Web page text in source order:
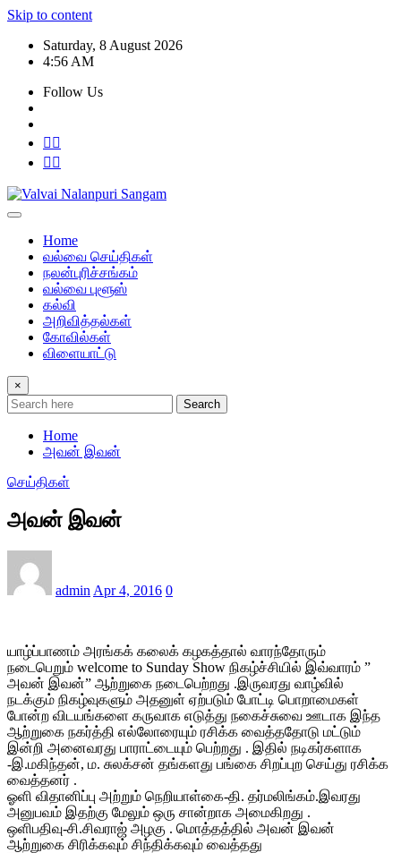
Skip to content
Saturday, 8 August 2026
4:56 AM
Follow Us
Home
வல்வை செய்திகள்
நலன்புரிச்சங்கம்
வல்வை புளூஸ்
கல்வி
அறிவித்தல்கள்
கோவில்கள்
விளையாட்டு
×
Search
Home
அவன் இவன்
செய்திகள்
அவன் இவன்
admin Apr 4, 2016 0
யாழ்ப்பாணம் அரங்கக் கலைக் கழகத்தால் வாரந்தோரும்
நடைபெறும் welcome to Sunday Show நிகழ்ச்சியில் இவ்வாரம் ”
அவன் இவன்” ஆற்றுகை நடைபெற்றது .இருவரது வாழ்வில்
நடக்கும் நிகழ்வுகளும் அதனுள் ஏற்படும் போட்டி பொறாமைகள்
போன்ற விடயங்களை கருவாக எடுத்து நகைச்சுவை ஊடாக இந்த
ஆற்றுகை நகர்த்தி எல்லோரையும் ரசிக்க வைத்ததோடு மட்டும்
இன்றி அனைவரது பாராட்டையும் பெற்றது . இதில் நடிகர்களாக
-இ.மகிந்தன், ம. சுலக்சன் தங்களது பங்கை சிறப்புற செய்து ரசிக்க
வைத்தனர் .
ஓளி விதானிப்பு அற்றும் நெறியாள்கை-தி. தர்மலிங்கம்.இவரது
அனுபவம் இதற்கு மேலும் ஒரு சான்றாக அமைகிறது .
ஒளிபதிவு-சி.சிவராஜ் அழகு . மொத்தத்தில் அவன் இவன்
ஆற்றுகை சிரிக்கவும் சிந்திக்கவும் வைத்தது